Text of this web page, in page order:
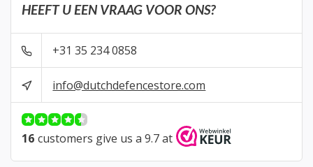
HEEFT U EEN VRAAG VOOR ONS?
+31 35 234 0858
info@dutchdefencestore.com
16 customers give us a 9.7 at